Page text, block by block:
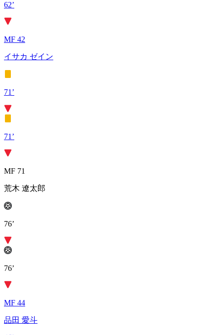
62’
MF 42
イサカ ゼイン
71’
71’
MF 71
荒木 遼太郎
76’
76’
MF 44
品田 愛斗